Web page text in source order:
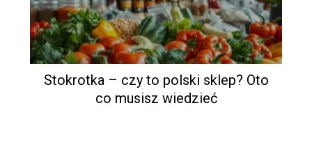
Stokrotka – czy to polski sklep? Oto
co musisz wiedzieć